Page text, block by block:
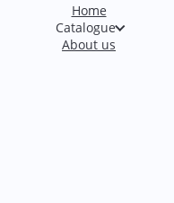
Home
Catalogue
About us